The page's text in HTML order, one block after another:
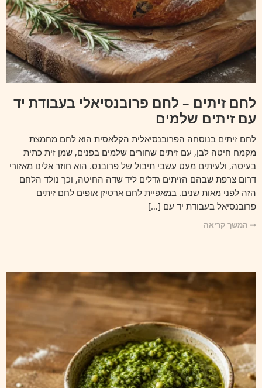
לחם זיתים – לחם פרובנסיאלי בעבודת יד
עם זיתים שלמים
לחם זיתים בנוסחה הפרובנסיאלית הקלאסית הוא לחם מחמצת
מקמח חיטה לבן, עם זיתים שחורים שלמים בפנים, שמן זית כתית
בעיסה, ולעיתים מעט עשבי תיבול של פרובנס. הוא חוזר אלינו מאזורי
דרום צרפת שבהם הזיתים גדלים ליד שדה החיטה, וכך נולד הלחם
הזה לפני מאות שנים. במאפיית לחם ארטיזן אופים לחם זיתים
פרובנסיאל בעבודת יד עם […]
➞ המשך קריאה